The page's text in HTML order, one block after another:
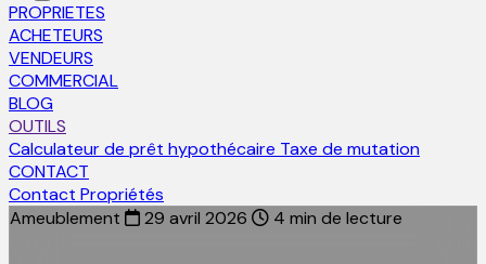
PROPRIETES
ACHETEURS
VENDEURS
COMMERCIAL
BLOG
OUTILS
Calculateur de prêt hypothécaire Taxe de mutation
CONTACT
Contact Propriétés
Ameublement
29 avril 2026 4 min de lecture